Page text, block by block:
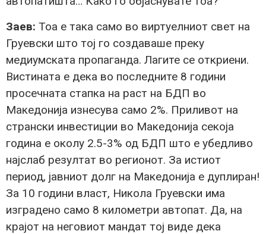
Заев: Тоа е така само во виртуелниот свет на
Груевски што тој го создаваше преку
медиумската пропаганда. Лагите се откриени.
Вистината е дека во последните 8 години
просечната стапка на раст на БДП во
Македонија изнесува само 2%. Приливот на
странски инвестиции во Македонија секоја
година е околу 2.5-3% од БДП што е убедливо
најслаб резултат во регионот. За истиот
период, јавниот долг на Македонија е дуплиран!
За 10 години власт, Никола Груевски има
изградено само 8 километри автопат. Да, на
крајот на неговиот мандат тој виде дека